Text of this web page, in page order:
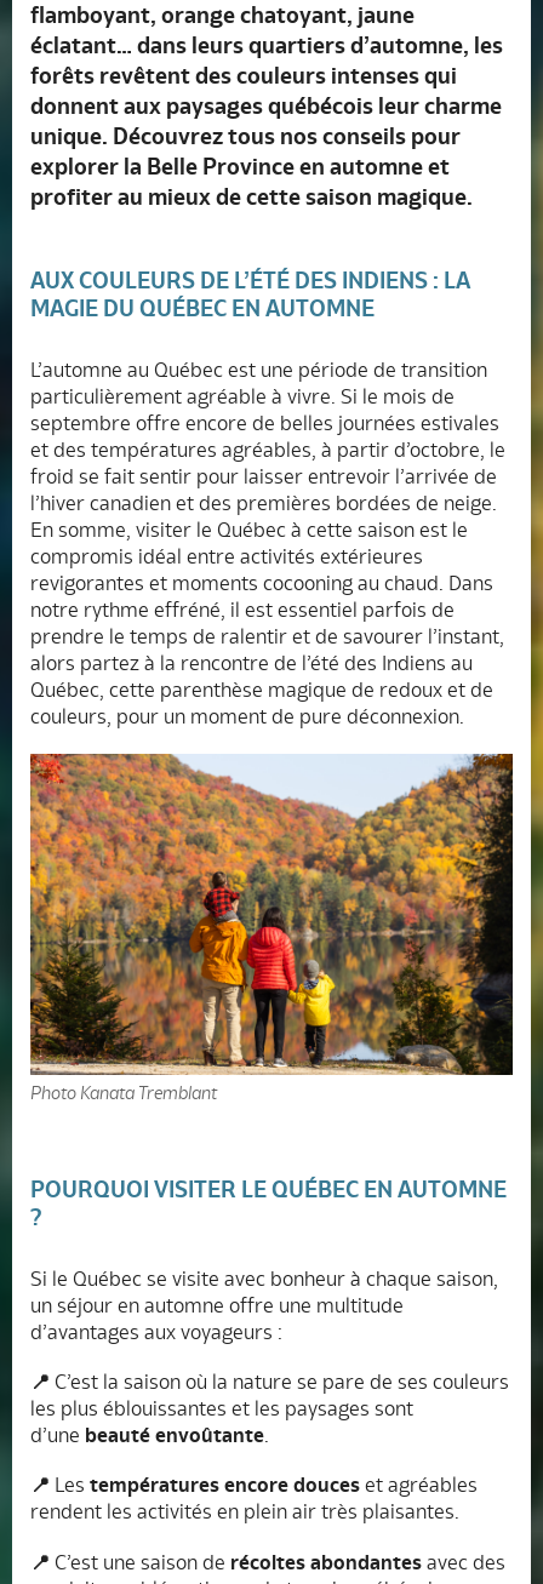
flamboyant, orange chatoyant, jaune
éclatant… dans leurs quartiers d’automne, les
forêts revêtent des couleurs intenses qui
donnent aux paysages québécois leur charme
unique. Découvrez tous nos conseils pour
explorer la Belle Province en automne et
profiter au mieux de cette saison magique.
AUX COULEURS DE L’ÉTÉ DES INDIENS : LA
MAGIE DU QUÉBEC EN AUTOMNE
L’automne au Québec est une période de transition
particulièrement agréable à vivre. Si le mois de
septembre offre encore de belles journées estivales
et des températures agréables, à partir d’octobre, le
froid se fait sentir pour laisser entrevoir l’arrivée de
l’hiver canadien et des premières bordées de neige.
En somme, visiter le Québec à cette saison est le
compromis idéal entre activités extérieures
revigorantes et moments cocooning au chaud. Dans
notre rythme effréné, il est essentiel parfois de
prendre le temps de ralentir et de savourer l’instant,
alors partez à la rencontre de l’été des Indiens au
Québec, cette parenthèse magique de redoux et de
couleurs, pour un moment de pure déconnexion.
Photo Kanata Tremblant
POURQUOI VISITER LE QUÉBEC EN AUTOMNE
?
Si le Québec se visite avec bonheur à chaque saison,
un séjour en automne offre une multitude
d’avantages aux voyageurs :
📍 C’est la saison où la nature se pare de ses couleurs
les plus éblouissantes et les paysages sont
d’une beauté envoûtante.
📍 Les températures encore douces et agréables
rendent les activités en plein air très plaisantes.
📍 C’est une saison de récoltes abondantes avec des